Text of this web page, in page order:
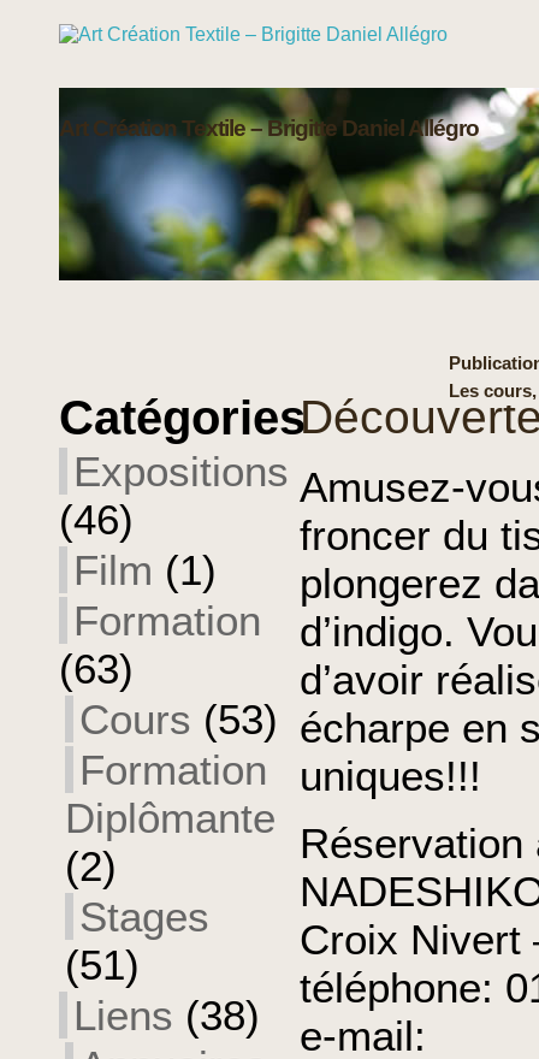
Art Création Textile – Brigitte Daniel Allégro
Les
Catégories
Expositions
(46)
Film (1)
Formation
(63)
Cours (53)
Formation
Diplômante
(2)
Stages
(51)
Liens (38)
Amusez-
froncer du
plongerez
d’indigo.
d’avoir
écharpe en
uniques!!!
Réservation
Croix Nivert
téléphone:
e-mail: